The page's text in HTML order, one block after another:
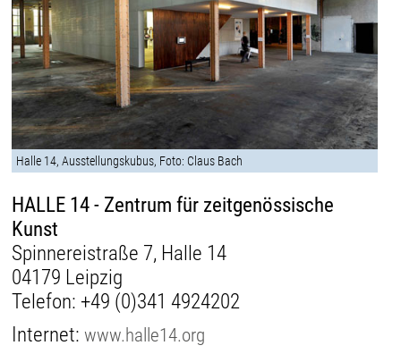
Halle 14, Ausstellungskubus, Foto: Claus Bach
HALLE 14 - Zentrum für zeitgenössische
Kunst
Spinnereistraße 7, Halle 14
04179 Leipzig
Telefon: +49 (0)341 4924202
Internet:www.halle14.org